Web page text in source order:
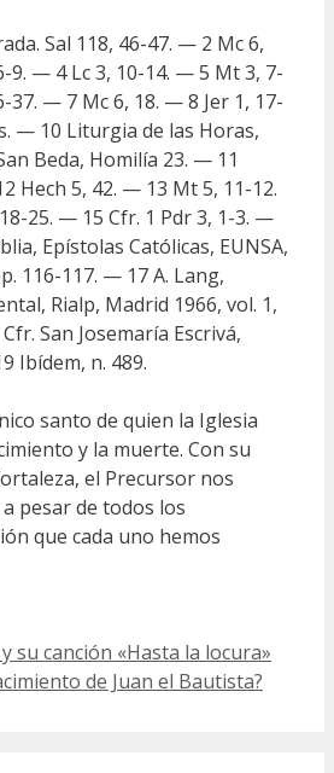
Sal 118, 46-47. — 2 Mc 6,
9. — 4 Lc 3, 10-14. — 5 Mt 3, 7-
37. — 7 Mc 6, 18. — 8 Jer 1, 17-
— 10 Liturgia de las Horas,
Beda, Homilía 23. — 11
Hech 5, 42. — 13 Mt 5, 11-12.
25. — 15 Cfr. 1 Pdr 3, 1-3. —
Epístolas Católicas, EUNSA,
116-117. — 17 A. Lang,
Rialp, Madrid 1966, vol. 1,
San Josemaría Escrivá,
Ibídem, n. 489.
santo de quien la Iglesia
y la muerte. Con su
el Precursor nos
pesar de todos los
que cada uno hemos
su canción «Hasta la locura»
de Juan el Bautista?